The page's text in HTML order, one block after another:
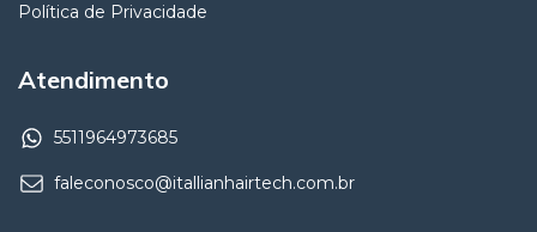
Política de Privacidade
Atendimento
5511964973685
faleconosco@itallianhairtech.com.br